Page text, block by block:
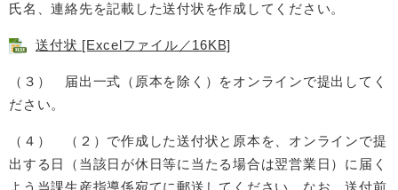
氏名、連絡先を記載した送付状を作成してください。
送付状 [Excelファイル／16KB]
（３） 届出一式（原本を除く）をオンラインで提出してく
ださい。
（４） （２）で作成した送付状と原本を、オンラインで提
出する日（当該日が休日等に当たる場合は翌営業日）に届く
よう当課生産指導係宛てに郵送してください。なお、送付前